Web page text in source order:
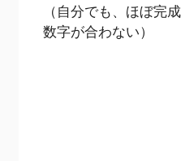
（自分でも、ほぼ完
数字が合わない）